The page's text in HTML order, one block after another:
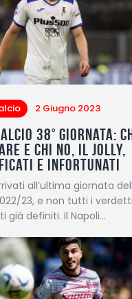
2 Giugno 2023
38° giornata:
e chi no, il jolly,
e infortunati
all’ultima giornata
23, e non tutti i verdetti
già definiti. Il Napoli…